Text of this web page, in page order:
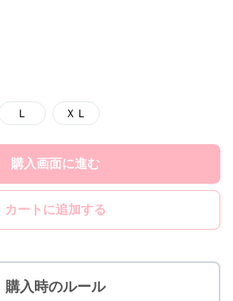
Ｌ ＸＬ
購入画面に進む
カートに追加する
購入時のルール